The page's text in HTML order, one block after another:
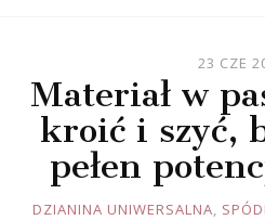
23 CZE
Materiał w
kroić i szyć,
pełen
JOULE
DZIANINA UNIWERSALNA,